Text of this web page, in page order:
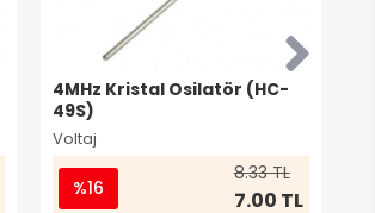
4MHz Kristal Osilatör (HC-
49S)
Voltaj
%16
8.33 TL
7.00 TL